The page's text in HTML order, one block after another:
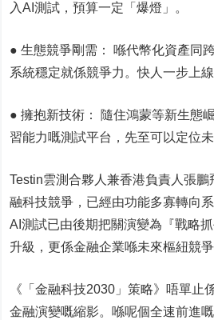
入AI測試，預算一定「爆燈」。
● 生態競爭剛需： 喺代幣化資產同
系統穩定就係競爭力。快人一步上線
● 擁抱新技術： 隨住鴻蒙等新生態
習能力嘅測試平台，先至可以定位未
Testin雲測合夥人兼香港負責人張
融科技競爭，已經由功能多寡轉向
AI測試已由後期把關演變為『戰略
升級，更係金融企業喺未來樞紐競
《「金融科技2030」策略》唔單止
金融演變嘅縮影。喺呢個全速前進